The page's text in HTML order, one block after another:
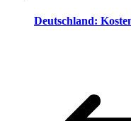
Deutschland: